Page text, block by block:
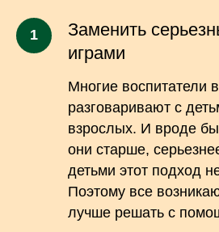
Заменить
играми
Многие воспитатели
разговаривают с
взрослых. И вроде
они старше,
детьми этот подход
Поэтому все
лучше решать с